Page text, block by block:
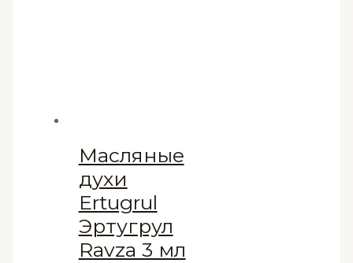
Масляные
духи
Ertugrul
Эртугрул
Ravza 3 мл